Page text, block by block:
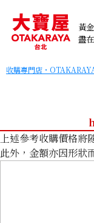
黃
盡
收購專門店・
上述參考收購價格將
此外，金額亦因形狀